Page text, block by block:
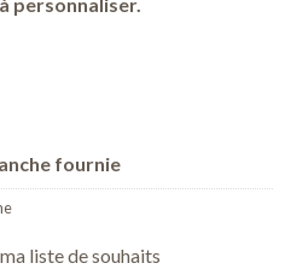
fournie
liste de souhaits